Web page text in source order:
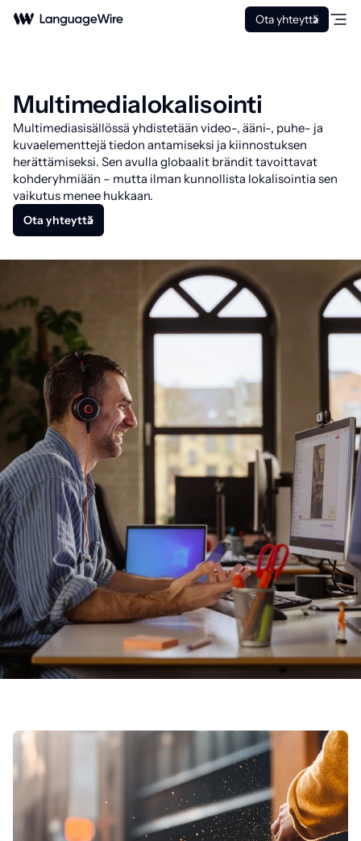
Ota yhteyttä
Multimedialokalisointi
Multimediasisällössä yhdistetään video-, ääni-, puhe- ja
kuvaelementtejä tiedon antamiseksi ja kiinnostuksen
herättämiseksi. Sen avulla globaalit brändit tavoittavat
kohderyhmiään – mutta ilman kunnollista lokalisointia sen
vaikutus menee hukkaan.
Ota yhteyttä